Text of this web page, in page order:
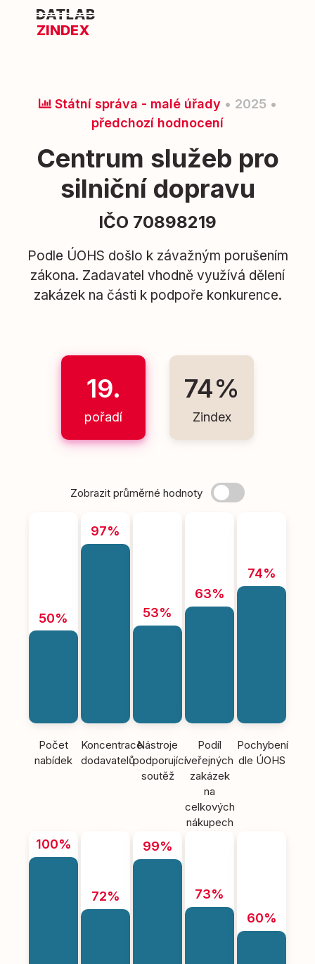
ZINDEX
Státní správa - malé úřady • 2025 •
předchozí hodnocení
Centrum služeb pro
silniční dopravu
IČO 70898219
Podle ÚOHS došlo k závažným porušením
zákona. Zadavatel vhodně využívá dělení
zakázek na části k podpoře konkurence.
19.
pořadí
74%
Zindex
Zobrazit průměrné hodnoty
50%
Počet
nabídek
97%
Koncentrace
dodavatelů
53%
Nástroje
podporující
soutěž
63%
Podíl
veřejných
zakázek
na
celkových
nákupech
74%
Pochybení
dle ÚOHS
100%
72%
99%
73%
60%